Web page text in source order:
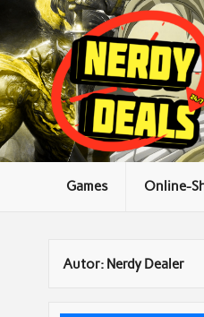
content
Games Online-
Autor: Nerdy Dealer